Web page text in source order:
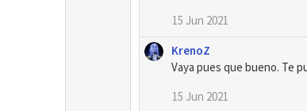
o
n
15 Jun 2021
KrenoZ
Vaya pues que bueno. Te
15 Jun 2021